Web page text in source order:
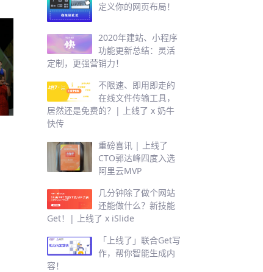
定义你的网页布局！
2020年建站、小程序
功能更新总结：灵活
定制，更强营销力！
不限速、即用即走的
在线文件传输工具，
居然还是免费的？| 上线了 x 奶牛
快传
重磅喜讯 | 上线了
CTO郭达峰四度入选
阿里云MVP
几分钟除了做个网站
还能做什么？新技能
Get！| 上线了 x iSlide
「上线了」联合Get写
作，帮你智能生成内
容！